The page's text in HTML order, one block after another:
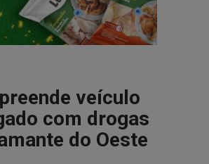
veículo
com drogas
do Oeste